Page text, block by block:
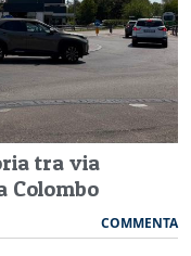
tra via
Colombo
COMMENTA